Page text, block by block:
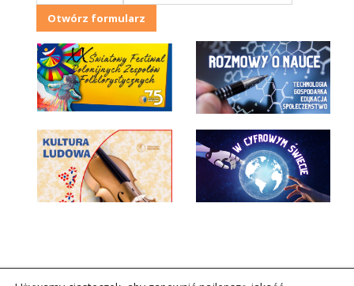
Otwórz formularz